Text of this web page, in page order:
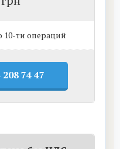
10-ти операций
74 47